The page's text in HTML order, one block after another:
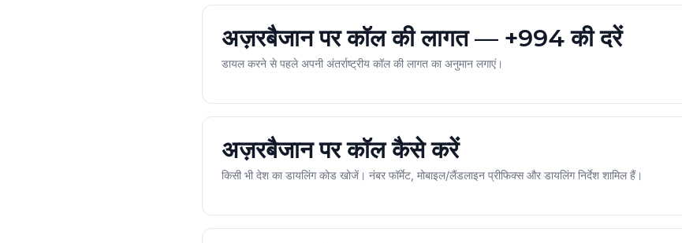
अज़रबैजान पर कॉल की लागत — +994 की दरें
डायल करने से पहले अपनी अंतर्राष्ट्रीय कॉल की लागत का अनुमान लगाएं।
अज़रबैजान पर कॉल कैसे करें
किसी भी देश का डायलिंग कोड खोजें। नंबर फॉर्मेट, मोबाइल/लैंडलाइन प्रीफिक्स और डायलिंग निर्देश शामिल हैं।